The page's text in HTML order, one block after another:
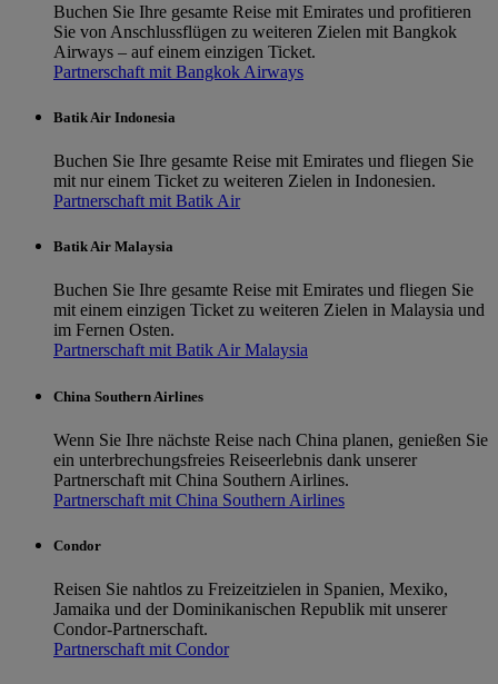
Buchen Sie Ihre gesamte Reise mit Emirates und profitieren
Sie von Anschlussflügen zu weiteren Zielen mit Bangkok
Airways – auf einem einzigen Ticket.
Partnerschaft mit Bangkok Airways
Batik Air Indonesia
Buchen Sie Ihre gesamte Reise mit Emirates und fliegen Sie
mit nur einem Ticket zu weiteren Zielen in Indonesien.
Partnerschaft mit Batik Air
Batik Air Malaysia
Buchen Sie Ihre gesamte Reise mit Emirates und fliegen Sie
mit einem einzigen Ticket zu weiteren Zielen in Malaysia und
im Fernen Osten.
Partnerschaft mit Batik Air Malaysia
China Southern Airlines
Wenn Sie Ihre nächste Reise nach China planen, genießen Sie
ein unterbrechungsfreies Reiseerlebnis dank unserer
Partnerschaft mit China Southern Airlines.
Partnerschaft mit China Southern Airlines
Condor
Reisen Sie nahtlos zu Freizeitzielen in Spanien, Mexiko,
Jamaika und der Dominikanischen Republik mit unserer
Condor-Partnerschaft.
Partnerschaft mit Condor